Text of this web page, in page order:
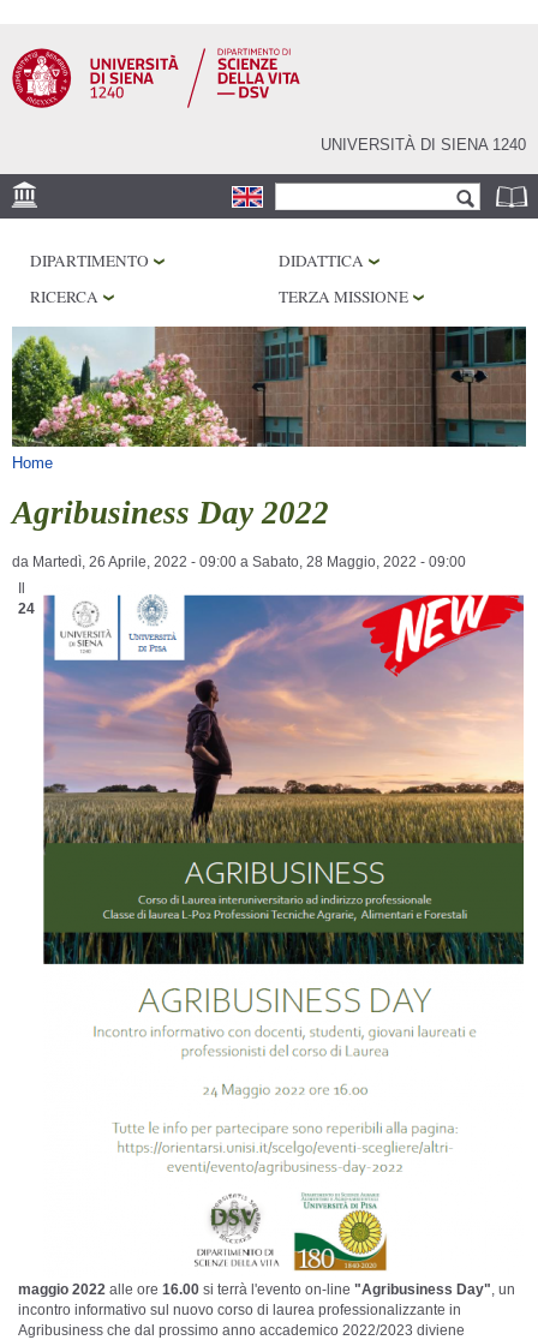
contenuto
principale
UNIVERSITÀ DI SIENA 1240
Form di ricerca
CORE FACILITIES
LABORATORI
BIBLIOTECHE
SERVIZI
DIPARTIMENTO
DIDATTICA
RICERCA
TERZA MISSIONE
Tu sei qui
Home
Agribusiness Day 2022
da Martedì, 26 Aprile, 2022 - 09:00 a Sabato, 28 Maggio, 2022 - 09:00
Il
24
maggio 2022 alle ore 16.00 si terrà l'evento on-line "Agribusiness Day" , un
incontro informativo sul nuovo corso di laurea professionalizzante in
Agribusiness che dal prossimo anno accademico 2022/2023 diviene